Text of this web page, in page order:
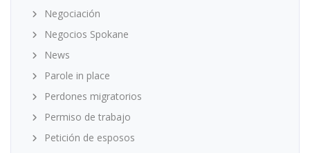
Negociación
Negocios Spokane
News
Parole in place
Perdones migratorios
Permiso de trabajo
Petición de esposos